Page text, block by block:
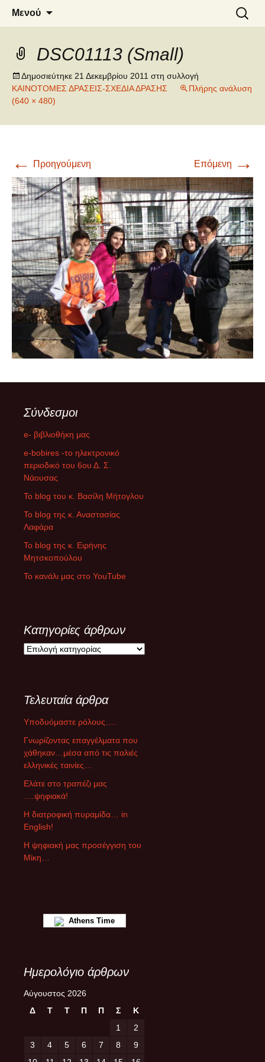
6o ΔΗΜΟΤΙΚΟ ΣΧΟΛΕΙΟ
ΝΑΟΥΣΑΣ
Μενού
για:
DSC01113 (Small)
Δημοσιεύτηκε 21 Δεκεμβρίου 2011 στη συλλογή
ΚΑΙΝΟΤΟΜΕΣ ΔΡΑΣΕΙΣ-ΣΧΕΔΙΑ ΔΡΑΣΗΣ
Πλήρης ανάλυση
(640 × 480)
← Προηγούμενη Επόμενη →
Σύνδεσμοι
e- βιβλιοθήκη μας
e-bobires -το ηλεκτρονικό
περιοδικό του 6ου Δ. Σ.
Νάουσας
To blog του κ. Βασίλη Μήτογλου
Το blog της κ. Αναστασίας
Λαφάρα
Το blog της κ. Ειρήνης
Μητσκοπούλου
Το κανάλι μας στο YouTube
Κατηγορίες άρθρων
Κ
γ
ρ
ί
ρ
θ
ρ
ω
Τελευταία άρθρα
Υποδυόμαστε ρόλους….
Γνωρίζοντας επαγγέλματα που
χάθηκαν…μέσα από τις παλιές
ελληνικές ταινίες…
Ελάτε στο τραπέζι μας
….ψηφιακά!
Η διατροφική πυραμίδα… in
English!
Η ψηφιακή μας προσέγγιση του
Μίκη…
Athens Time
Ημερολόγιο άρθρων
Αύγουστος 2026
Δ
Τ Τ Π Π Σ
Κ
1
2
3
4 5 6 7 8
9